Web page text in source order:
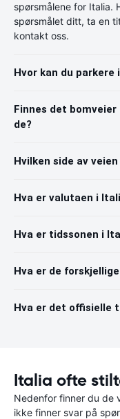
spørsmålene for Italia.
spørsmålet ditt, ta en
kontakt oss.
Hvor kan du parkere
Finnes det
de?
Hvilken side av
Hva er valutaen i
Hva er tidssonen i
Hva er de
Hva er det offisielle
Italia ofte
Nedenfor finner du de
ikke finner svar på